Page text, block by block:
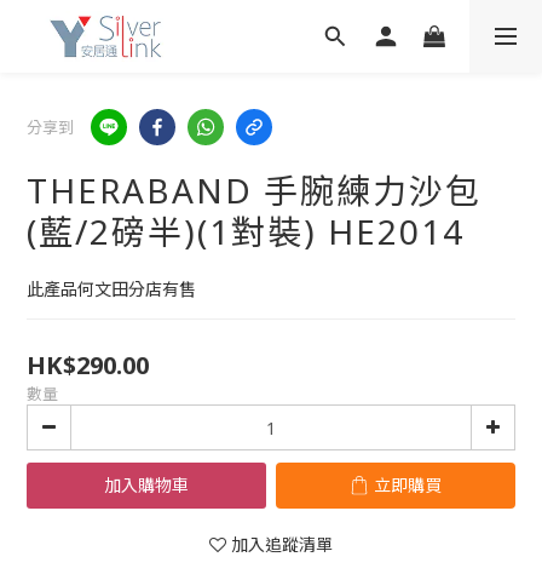
分享到
THERABAND 手腕練力沙包
(藍/2磅半)(1對裝) HE2014
此產品何文田分店有售
HK$290.00
數量
加入購物車 立即購買
加入追蹤清單